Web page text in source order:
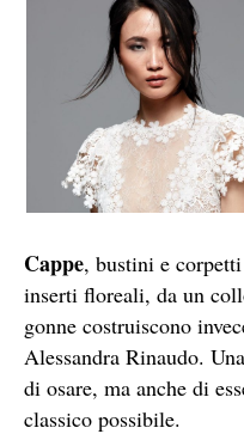
Cappe, bustini e
inserti floreali, da un
gonne costruiscono
Alessandra Rinaudo.
di osare, ma anche di
classico possibile.